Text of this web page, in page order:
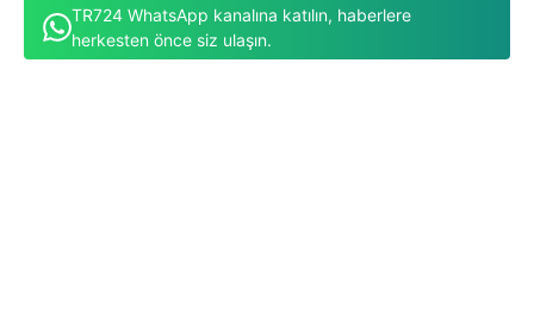
TR724 WhatsApp kanalına katılın, haberlere
herkesten önce siz ulaşın.